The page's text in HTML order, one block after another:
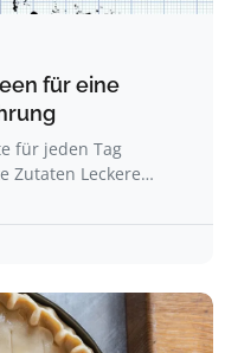
für eine
für jeden Tag
Zutaten Leckere…